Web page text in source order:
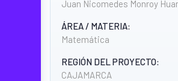
Juan Nicomedes Monroy
ÁREA / MATERIA:
Matemática
REGIÓN DEL PROYECTO:
CAJAMARCA